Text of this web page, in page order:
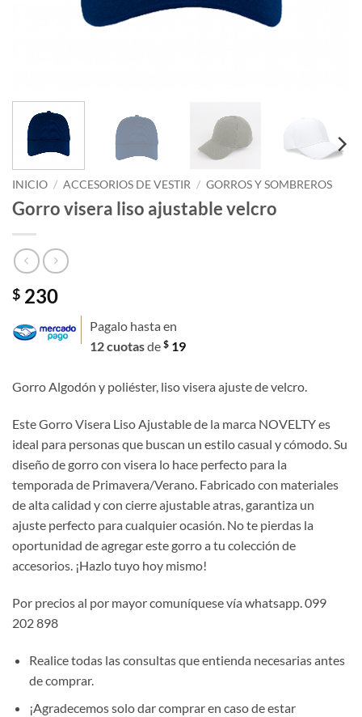
INICIO / ACCESORIOS DE VESTIR / GORROS Y SOMBREROS
Gorro visera liso ajustable velcro
$ 230
Pagalo hasta en
12 cuotasde $ 19
Gorro Algodón y poliéster, liso visera ajuste de velcro.
Este Gorro Visera Liso Ajustable de la marca NOVELTY es
ideal para personas que buscan un estilo casual y cómodo. Su
diseño de gorro con visera lo hace perfecto para la
temporada de Primavera/Verano. Fabricado con materiales
de alta calidad y con cierre ajustable atras, garantiza un
ajuste perfecto para cualquier ocasión. No te pierdas la
oportunidad de agregar este gorro a tu colección de
accesorios. ¡Hazlo tuyo hoy mismo!
Por precios al por mayor comuníquese vía whatsapp. 099
202 898
Realice todas las consultas que entienda necesarias antes
de comprar.
¡Agradecemos solo dar comprar en caso de estar